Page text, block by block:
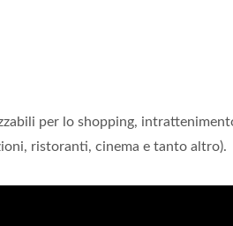
per lo shopping,
ristoranti, cinema e tanto altro).